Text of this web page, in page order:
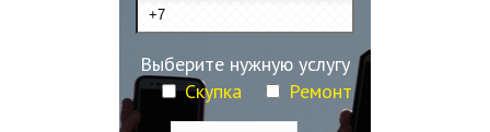
Выберите нужную услугу
Скупка
Ремонт